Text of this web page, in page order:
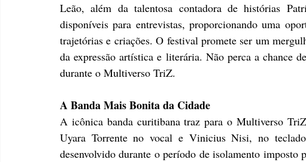
Leão, além da talentosa contadora de histórias
disponíveis para entrevistas, proporcionando uma
trajetórias e criações. O festival promete ser um
da expressão artística e literária. Não perca a chance
durante o Multiverso TriZ.
A Banda Mais Bonita da Cidade
A icônica banda curitibana traz para o Multiverso
Uyara Torrente no vocal e Vinicius Nisi, no
desenvolvido durante o período de isolamento imposto